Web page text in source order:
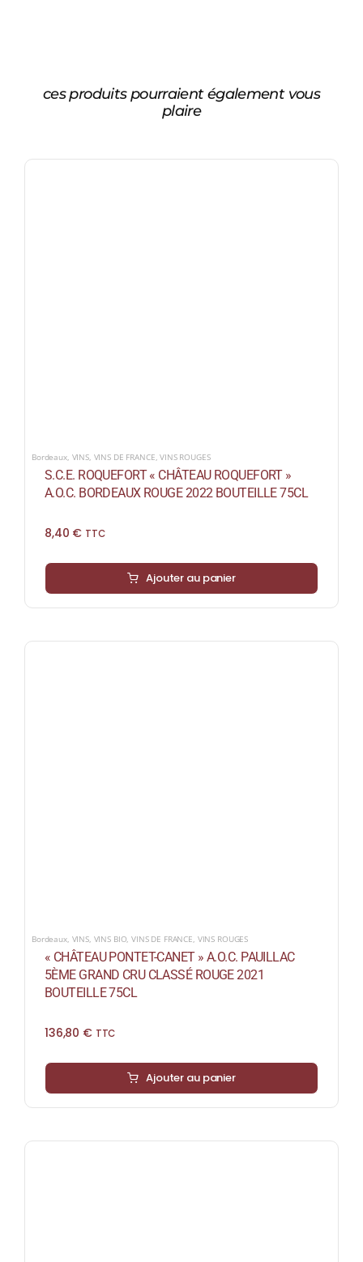
ces produits pourraient également vous
plaire
Bordeaux, VINS, VINS DE FRANCE ,VINS ROUGES
S.C.E. ROQUEFORT « CHÂTEAU ROQUEFORT »
A.O.C. BORDEAUX ROUGE 2022 BOUTEILLE 75CL
8,40 € TTC
Ajouter au panier
Bordeaux, VINS, VINS BIO ,VINS DE FRANCE VINS ROUGES
« CHÂTEAU PONTET-CANET » A.O.C. PAUILLAC
5ÈME GRAND CRU CLASSÉ ROUGE 2021
BOUTEILLE 75CL
136,80 € TTC
Ajouter au panier